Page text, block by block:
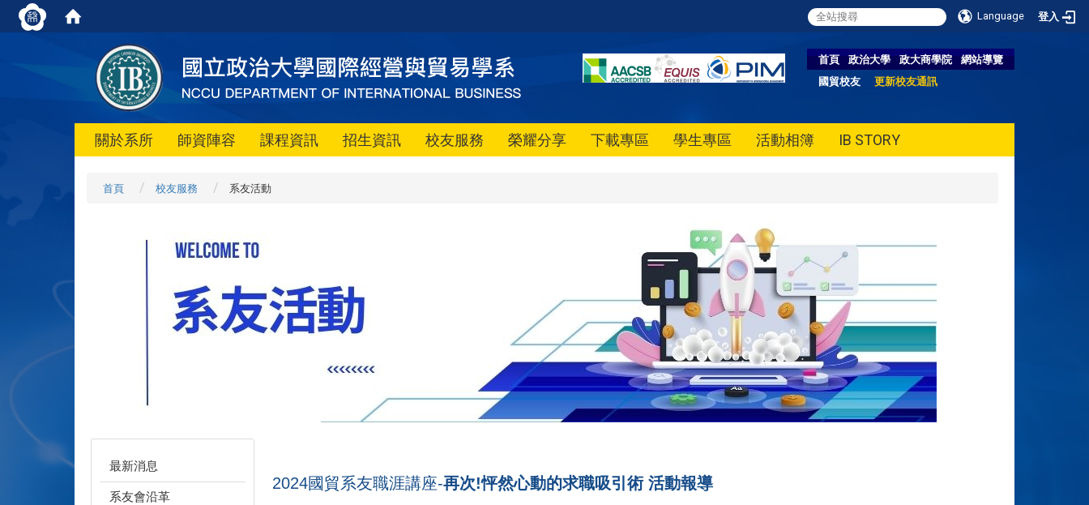
Language 登入
首頁 政治大學 政大商學院
網站導覽
國貿校友
更新校友通訊
關於系所 師資陣容 課程資訊 招生資訊 校友服務 榮耀分享 下載專區 學生專區 活動相簿 IB STORY
首頁 校友服務 系友活動
最新消息
系友會沿革
2024國貿系友職涯講座-再次!怦然心動的求職吸引術 活動報導